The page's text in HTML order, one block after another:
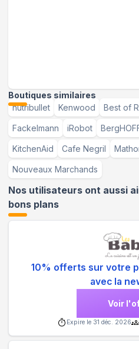
Boutiques similaires
nutribullet
Kenwood Best of
Fackelmann iRobot
KitchenAid Cafe Negril
Nouveaux Marchands
Nos utilisateurs ont aussi
bons plans
10% offerts sur votre
avec la
Voir
Expire le 31 déc. 2026